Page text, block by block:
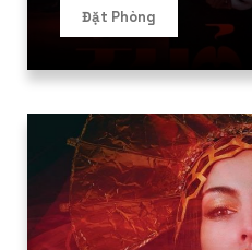
Đặt Phòng